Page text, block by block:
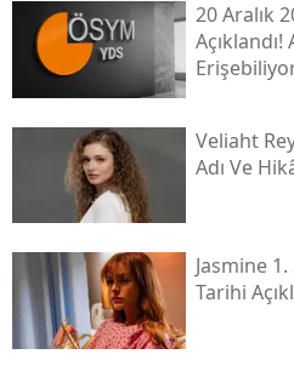
20 Aralık
Veliaht
Adı Ve
Jasmine
Tarihi